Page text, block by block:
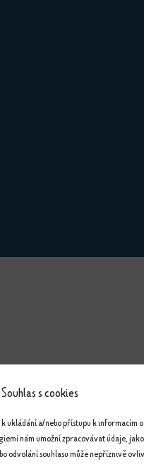
Souhlas s cookies
ukládání a/nebo přístupu k informacím
nám umožní zpracovávat údaje,
odvolání souhlasu může nepříznivě